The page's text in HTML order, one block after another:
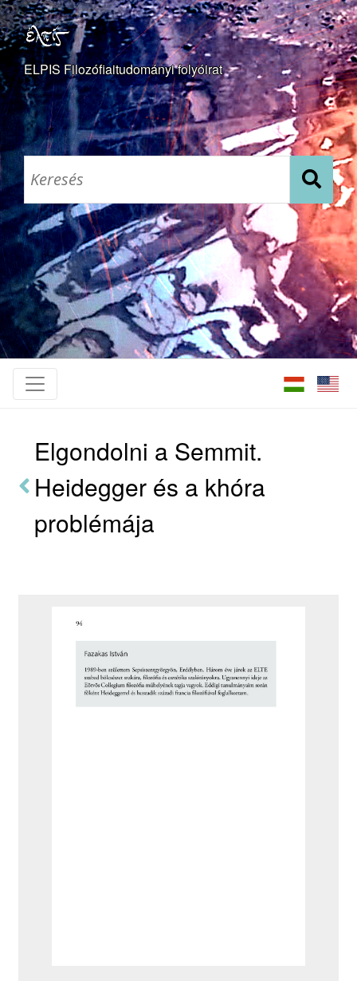
ELPIS Filozófiaitudományi folyóirat
Elgondolni a Semmit.
Heidegger és a khóra
problémája